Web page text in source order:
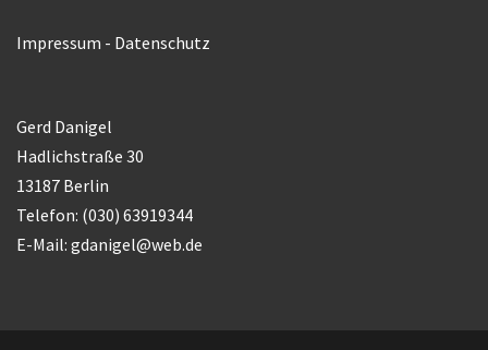
Impressum - Datenschutz
Gerd Danigel
Hadlichstraße 30
13187 Berlin
Telefon: (030) 63919344
E-Mail: gdanigel@web.de